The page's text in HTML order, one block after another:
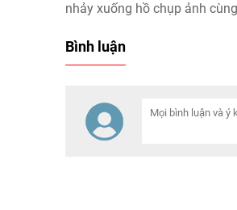
nhảy xuống hồ chụp ảnh
tính mạng.
Bình luận